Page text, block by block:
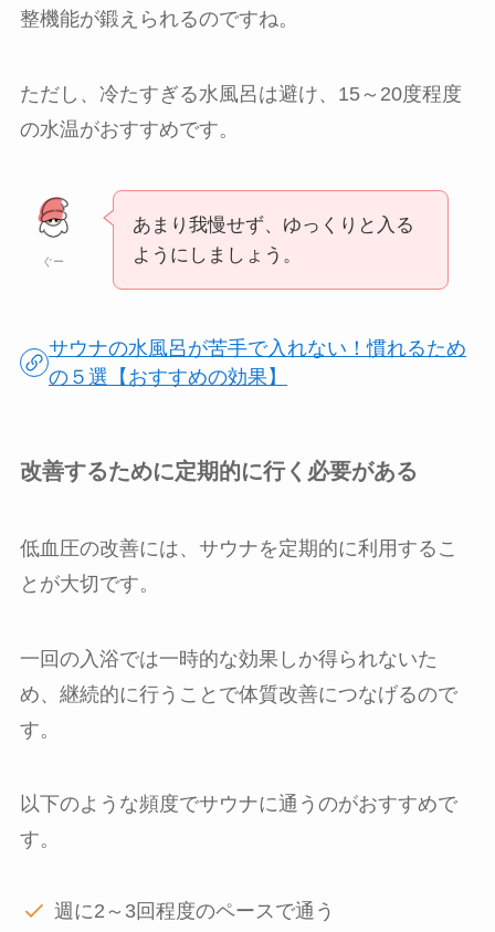
整機能が鍛えられるのですね。
ただし、冷たすぎる水風呂は避け、15～20度程度
の水温がおすすめです。
ぐー
あまり我慢せず、ゆっくりと入る
ようにしましょう。
サウナの水風呂が苦手で入れない！慣れるため
の５選【おすすめの効果】
改善するために定期的に行く必要がある
低血圧の改善には、サウナを定期的に利用するこ
とが大切です。
一回の入浴では一時的な効果しか得られないた
め、継続的に行うことで体質改善につなげるので
す。
以下のような頻度でサウナに通うのがおすすめで
す。
週に2～3回程度のペースで通う